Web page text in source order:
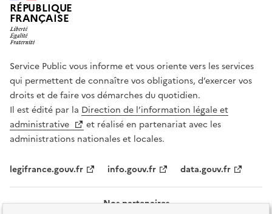
RÉPUBLIQUE
FRANÇAISE
Service Public vous informe et vous oriente vers les services
qui permettent de connaître vos obligations, d’exercer vos
droits et de faire vos démarches du quotidien.
Il est édité par la Direction de l’information légale et
administrative
et réalisé en partenariat avec les
administrations nationales et locales.
legifrance.gouv.fr info.gouv.fr data.gouv.fr
Nos partenaires